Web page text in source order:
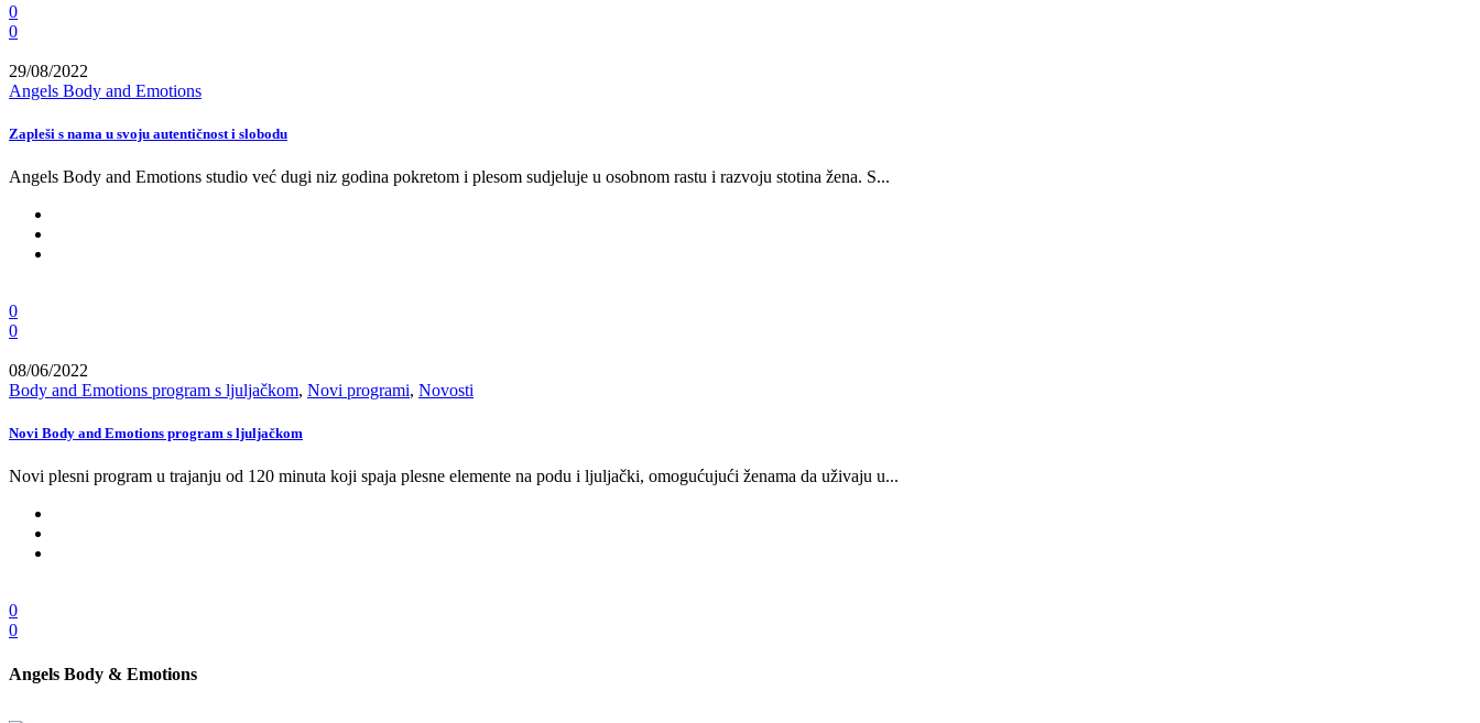
0
0
29/08/2022
Angels Body and Emotions
Zapleši s nama u svoju autentičnost i slobodu
Angels Body and Emotions studio već dugi niz godina pokretom i plesom sudjeluje u osobnom rastu i razvoju stotina žena. S...
0
0
08/06/2022
Body and Emotions program s ljuljačkom, Novi programi, Novosti
Novi Body and Emotions program s ljuljačkom
Novi plesni program u trajanju od 120 minuta koji spaja plesne elemente na podu i ljuljački, omogućujući ženama da uživaju u...
0
0
Angels Body & Emotions